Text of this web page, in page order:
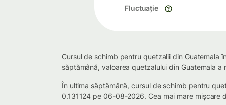
Fluctuație
Cursul de schimb pentru quetzalii din Guatemala
săptămână, valoarea quetzalului din Guatemala
În ultima săptămână, cursul de schimb pentru
0.131124 pe 06-08-2026. Cea mai mare